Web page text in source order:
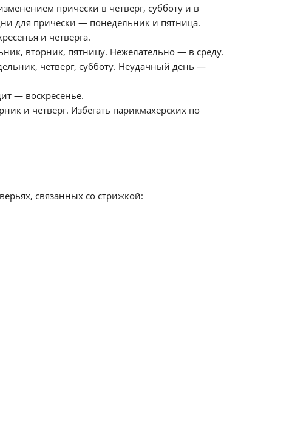
прически в четверг, субботу и в
для прически — понедельник и пятница.
и четверга.
вторник, пятницу. Нежелательно — в среду.
четверг, субботу. Неудачный день —
— воскресенье.
и четверг. Избегать парикмахерских по
связанных со стрижкой: